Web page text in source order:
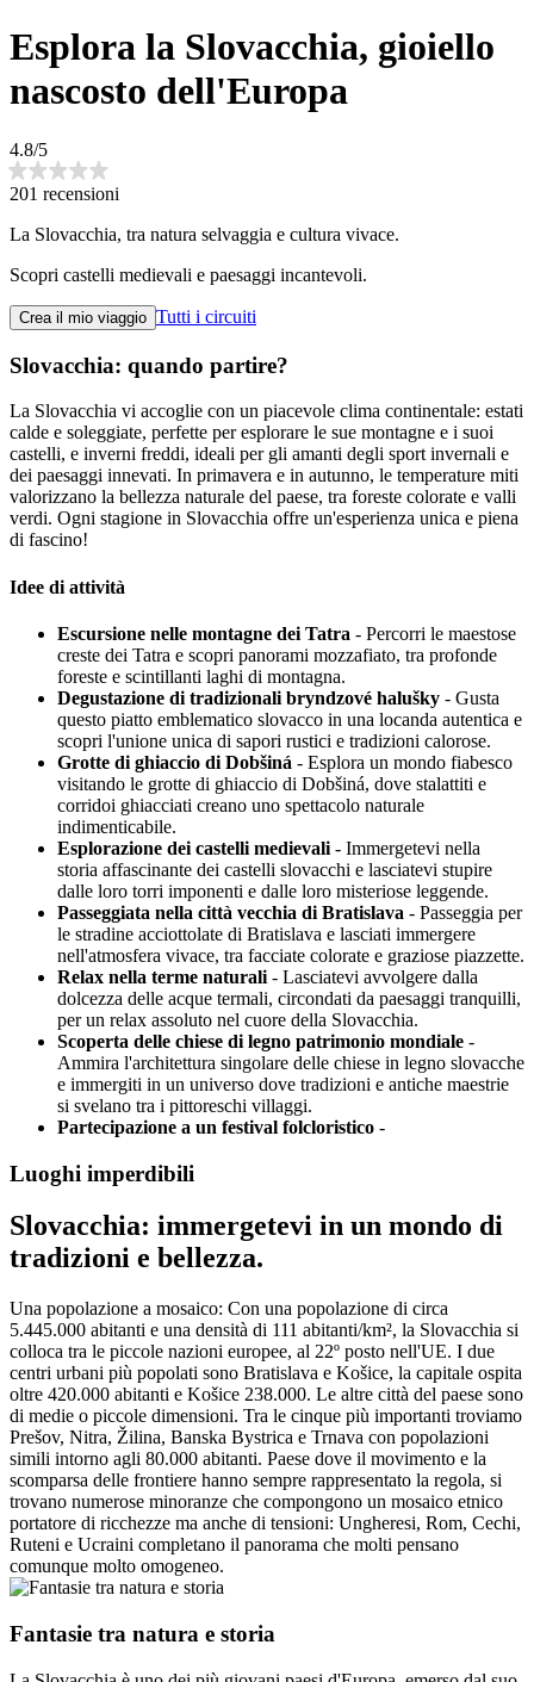
Esplora la Slovacchia, gioiello
nascosto dell'Europa
4.8/5
201 recensioni
La Slovacchia, tra natura selvaggia e cultura vivace.
Scopri castelli medievali e paesaggi incantevoli.
Crea il mio viaggio Tutti i circuiti
Slovacchia: quando partire?
La Slovacchia vi accoglie con un piacevole clima continentale: estati
calde e soleggiate, perfette per esplorare le sue montagne e i suoi
castelli, e inverni freddi, ideali per gli amanti degli sport invernali e
dei paesaggi innevati. In primavera e in autunno, le temperature miti
valorizzano la bellezza naturale del paese, tra foreste colorate e valli
verdi. Ogni stagione in Slovacchia offre un'esperienza unica e piena
di fascino!
Idee di attività
Escursione nelle montagne dei Tatra - Percorri le maestose
creste dei Tatra e scopri panorami mozzafiato, tra profonde
foreste e scintillanti laghi di montagna.
Degustazione di tradizionali bryndzové halušky - Gusta
questo piatto emblematico slovacco in una locanda autentica e
scopri l'unione unica di sapori rustici e tradizioni calorose.
Grotte di ghiaccio di Dobšiná - Esplora un mondo fiabesco
visitando le grotte di ghiaccio di Dobšiná, dove stalattiti e
corridoi ghiacciati creano uno spettacolo naturale
indimenticabile.
Esplorazione dei castelli medievali - Immergetevi nella
storia affascinante dei castelli slovacchi e lasciatevi stupire
dalle loro torri imponenti e dalle loro misteriose leggende.
Passeggiata nella città vecchia di Bratislava - Passeggia per
le stradine acciottolate di Bratislava e lasciati immergere
nell'atmosfera vivace, tra facciate colorate e graziose piazzette.
Relax nella terme naturali - Lasciatevi avvolgere dalla
dolcezza delle acque termali, circondati da paesaggi tranquilli,
per un relax assoluto nel cuore della Slovacchia.
Scoperta delle chiese di legno patrimonio mondiale -
Ammira l'architettura singolare delle chiese in legno slovacche
e immergiti in un universo dove tradizioni e antiche maestrie
si svelano tra i pittoreschi villaggi.
Partecipazione a un festival folcloristico -
Luoghi imperdibili
Slovacchia: immergetevi in un mondo di
tradizioni e bellezza.
Una popolazione a mosaico: Con una popolazione di circa
5.445.000 abitanti e una densità di 111 abitanti/km², la Slovacchia si
colloca tra le piccole nazioni europee, al 22º posto nell'UE. I due
centri urbani più popolati sono Bratislava e Košice, la capitale ospita
oltre 420.000 abitanti e Košice 238.000. Le altre città del paese sono
di medie o piccole dimensioni. Tra le cinque più importanti troviamo
Prešov, Nitra, Žilina, Banska Bystrica e Trnava con popolazioni
simili intorno agli 80.000 abitanti. Paese dove il movimento e la
scomparsa delle frontiere hanno sempre rappresentato la regola, si
trovano numerose minoranze che compongono un mosaico etnico
portatore di ricchezze ma anche di tensioni: Ungheresi, Rom, Cechi,
Ruteni e Ucraini completano il panorama che molti pensano
comunque molto omogeneo.
Fantasie tra natura e storia